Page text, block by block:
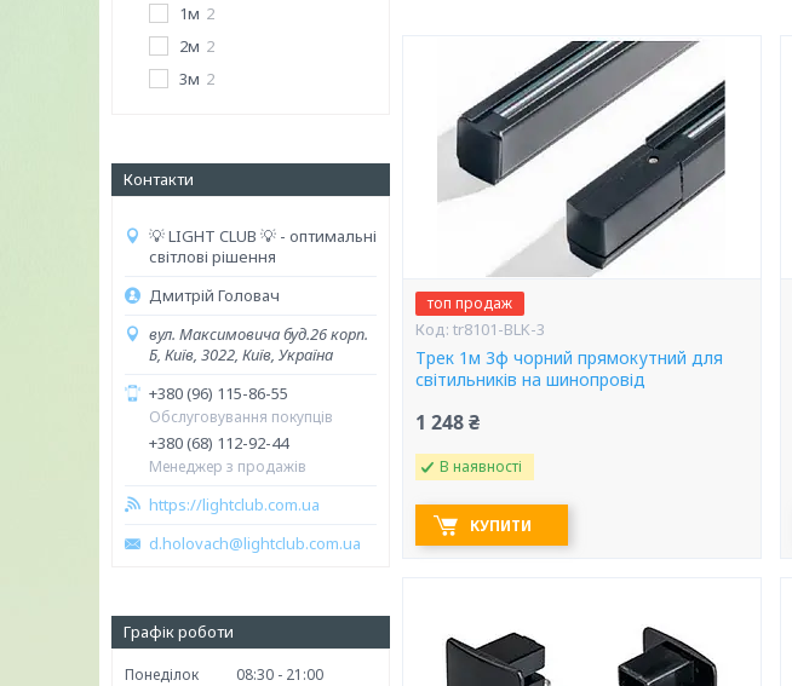
1м 2
2м 2
3м 2
Контакти
💡 LIGHT CLUB 💡 - оптимальні
світлові рішення
Дмитрій Головач
вул. Максимовича буд.26 корп.
Б, Київ, 3022, Київ, Україна
+380 (96) 115-86-55
Обслуговування покупців
+380 (68) 112-92-44
Менеджер з продажів
https://lightclub.com.ua
d.holovach@lightclub.com.ua
Графік роботи
Понеділок 08:30
21:00
топ продаж
tr8101-BLK-3
Трек 1м 3ф чорний прямокутний для
світильників на шинопровід
1 248 ₴
В наявності
КУПИТИ